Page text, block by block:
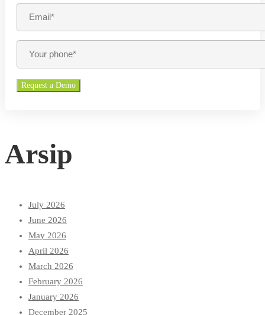
Arsip
July 2026
June 2026
May 2026
April 2026
March 2026
February 2026
January 2026
December 2025